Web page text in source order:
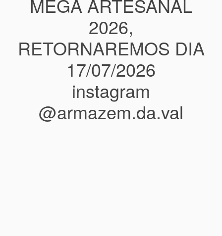
MEGA ARTESANAL
2026,
RETORNAREMOS DIA
17/07/2026
instagram
@armazem.da.val